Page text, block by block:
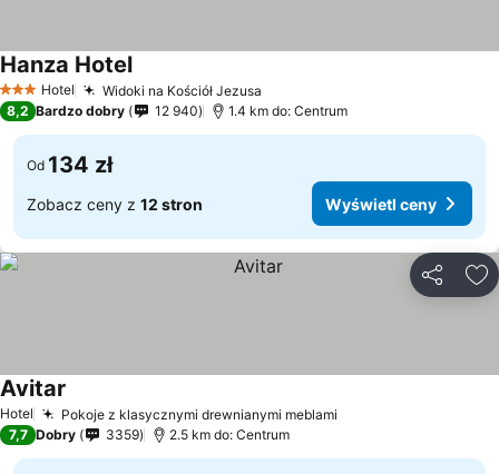
3 Kategoria
Hotel Widoki na Kościół Jezusa
Hanza Hotel
8,2 Bardzo dobry 12 940 1.4 km do: Centrum
Od 134 zł
Zobacz ceny z 12 stron Wyświetl ceny
Hotel Pokoje z klasycznymi drewnianymi meblami
Avitar
7,7 Dobry 3359 2.5 km do: Centrum